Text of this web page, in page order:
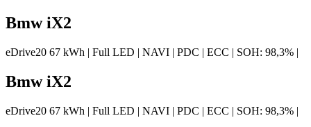
Bmw iX2
eDrive20 67 kWh | Full LED | NAVI | PDC | ECC | SOH: 98,3% |
Bmw iX2
eDrive20 67 kWh | Full LED | NAVI | PDC | ECC | SOH: 98,3% |